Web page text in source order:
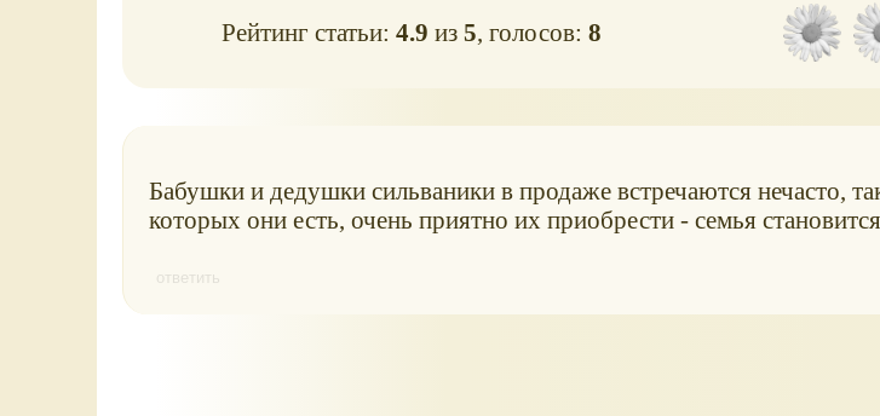
Рейтинг статьи:4.9 из5 , голосов:8
Бабушки и дедушки сильваники в продаже встречаются нечасто,
которых они есть, очень приятно их приобрести - семья
ответить